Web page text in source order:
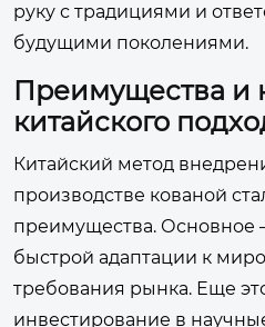
руку с традициями и
будущими поколениями.
Преимущества и
китайского
Китайский метод
производстве кованой
преимущества. Основное
быстрой адаптации к
требования рынка. Еще
инвестирование в